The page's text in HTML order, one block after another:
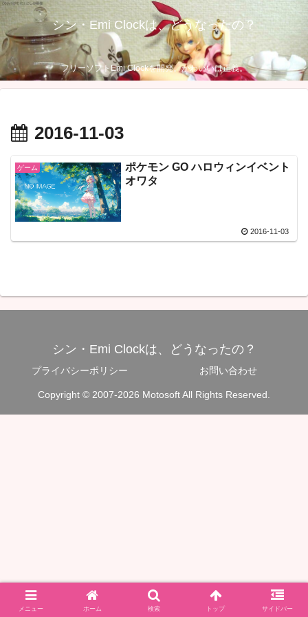
シン・Emi Clockは、どうなったの？
フリーソフトEmi Clockを開発。かわいいは正義。
2016-11-03
ゲーム
ポケモン GO ハロウィンイベント
オワタ
2016-11-03
シン・Emi Clockは、どうなったの？
プライバシーポリシー お問い合わせ
Copyright © 2007-2026 Motosoft All Rights Reserved.
メニュー ホーム 検索 トップ サイドバー